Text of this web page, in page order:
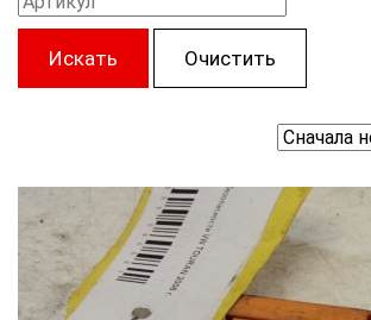
Искать Очистить